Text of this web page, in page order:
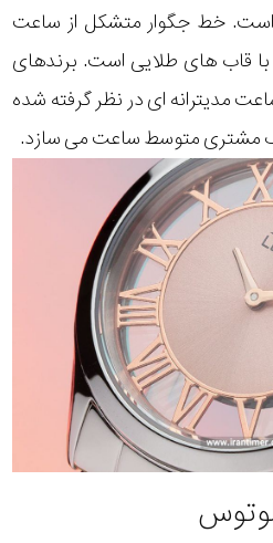
است. خط جگوار متشکل از ساعت
با قاب های طلایی است. برندهای
مدیترانه ای در نظر گرفته شده
یک مشتری متوسط ساعت می سازد.